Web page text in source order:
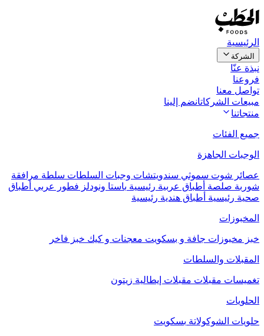
الرئيسية
الشركة
نبذة عنّا
فروعنا
تواصل معنا
مبيعات الشركاتانضم إلينا
منتجاتنا
جميع الفئات
الوجبات الجاهزة
عصائر شوت سموثي سندويتشات وجبات السلطات سلطة مرافقة
شوربة صلصة أطباق عربية رئيسية باستا ونودلز فطور عربي أطباق
صحية رئيسية أطباق هندية رئيسية
المخبوزات
خبز مخبوزات جافة و بسكويت معجنات و كيك خبز فاخر
المقبلات والسلطات
تغميسات مقبلات مقبلات إيطالية زيتون
الحلويات
حلويات الشوكولاتة بسكويت